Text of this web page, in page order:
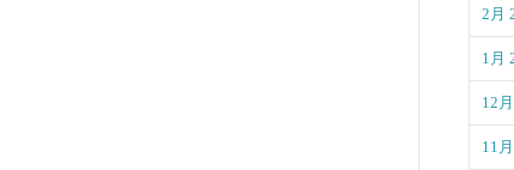
2月
1月
12
11